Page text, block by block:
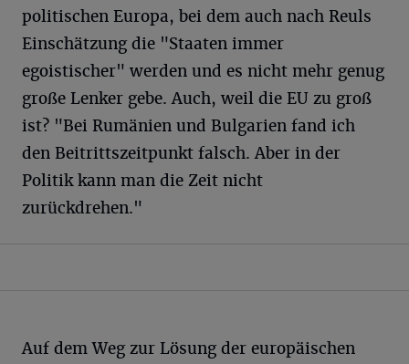
politischen Europa, bei dem auch nach Reuls
Einschätzung die "Staaten immer
egoistischer" werden und es nicht mehr genug
große Lenker gebe. Auch, weil die EU zu groß
ist? "Bei Rumänien und Bulgarien fand ich
den Beitrittszeitpunkt falsch. Aber in der
Politik kann man die Zeit nicht
zurückdrehen."
Auf dem Weg zur Lösung der europäischen